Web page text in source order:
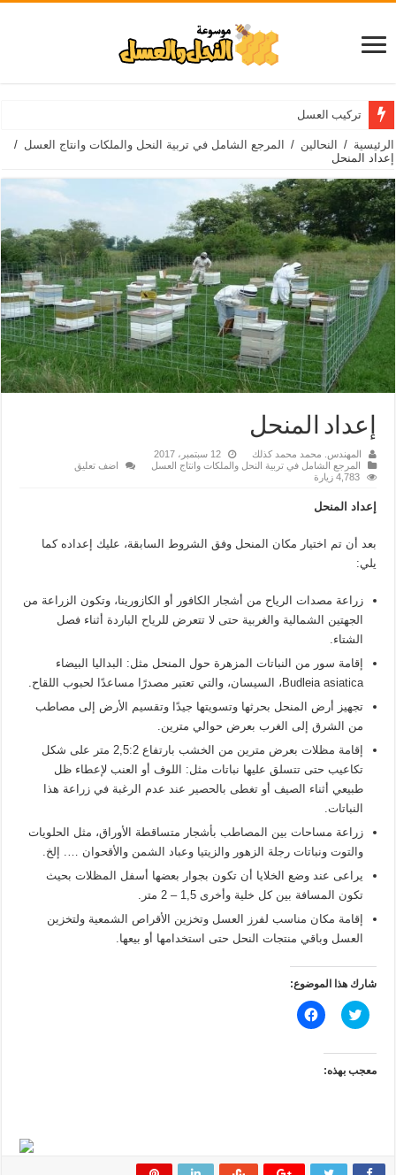
تركيب العسل
الرئيسية / النحالين / المرجع الشامل في تربية النحل والملكات وانتاج العسل /
إعداد المنحل
إعداد المنحل
المهندس. محمد محمد كذلك
12 سبتمبر، 2017
المرجع الشامل في تربية النحل والملكات وانتاج العسل
اضف تعليق
4,783 زيارة
إعداد المنحل
بعد أن تم اختيار مكان المنحل وفق الشروط السابقة، عليك إعداده كما
يلي:
زراعة مصدات الرياح من أشجار الكافور أو الكازورينا، وتكون الزراعة من
الجهتين الشمالية والغربية حتى لا تتعرض للرياح الباردة أثناء فصل
الشتاء.
إقامة سور من النباتات المزهرة حول المنحل مثل: البداليا البيضاء
Budleia asiatica، السيسان، والتي تعتبر مصدرًا مساعدًا لحبوب اللقاح.
تجهيز أرض المنحل بحرثها وتسويتها جيدًا وتقسيم الأرض إلى مصاطب
من الشرق إلى الغرب بعرض حوالي مترين.
إقامة مظلات بعرض مترين من الخشب بارتفاع 2,5:2 متر على شكل
تكاعيب حتى تتسلق عليها نباتات مثل: اللوف أو العنب لإعطاء ظل
طبيعي أثناء الصيف أو تغطى بالحصير عند عدم الرغبة في زراعة هذا
النباتات.
زراعة مساحات بين المصاطب بأشجار متساقطة الأوراق، مثل الحلويات
والتوت ونباتات رجلة الزهور والزيتيا وعباد الشمن والأقحوان …. إلخ.
يراعى عند وضع الخلايا أن تكون بجوار بعضها أسفل المظلات بحيث
تكون المسافة بين كل خلية وأخرى 1,5 – 2 متر.
إقامة مكان مناسب لفرز العسل وتخزين الأقراص الشمعية ولتخزين
العسل وباقي منتجات النحل حتى استخدامها أو بيعها.
شارك هذا الموضوع:
ا
ض
ل
ل
م
ل
ا
ن
ل
معجب بهذه: